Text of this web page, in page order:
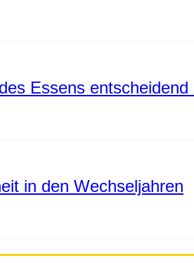
Essens entscheidend
in den Wechseljahren